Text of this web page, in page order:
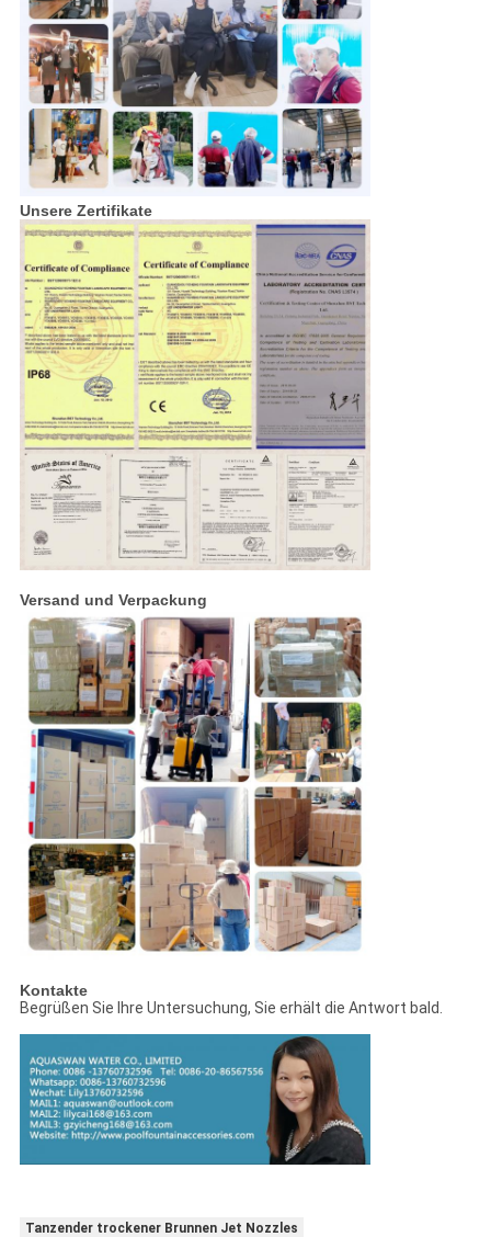
Unsere Zertifikate
Versand und Verpackung
Kontakte
Begrüßen Sie Ihre Untersuchung, Sie erhält die Antwort bald.
Tanzender trockener Brunnen Jet Nozzles